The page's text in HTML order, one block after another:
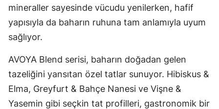
mineraller sayesinde vücudu yenilerken, hafif
yapısıyla da baharın ruhuna tam anlamıyla uyum
sağlıyor.
AVOYA Blend serisi, baharın doğadan gelen
tazeliğini yansıtan özel tatlar sunuyor. Hibiskus &
Elma, Greyfurt & Bahçe Nanesi ve Vişne &
Yasemin gibi seçkin tat profilleri, gastronomik bir